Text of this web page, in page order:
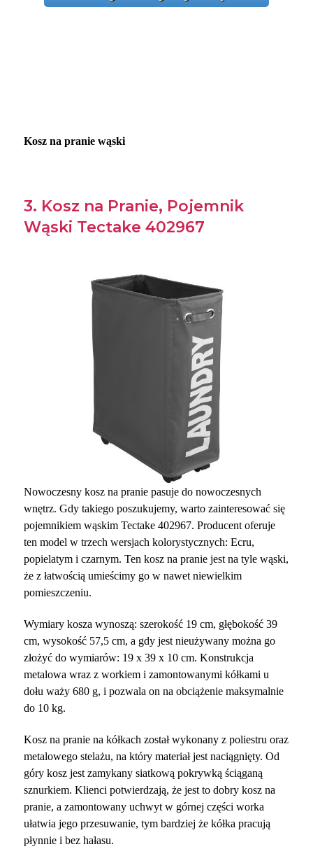
Kosz na pranie wąski
3. Kosz na Pranie, Pojemnik
Wąski Tectake 402967
Nowoczesny kosz na pranie pasuje do nowoczesnych
wnętrz. Gdy takiego poszukujemy, warto zainteresować się
pojemnikiem wąskim Tectake 402967. Producent oferuje
ten model w trzech wersjach kolorystycznych: Ecru,
popielatym i czarnym. Ten kosz na pranie jest na tyle wąski,
że z łatwością umieścimy go w nawet niewielkim
pomieszczeniu.
Wymiary kosza wynoszą: szerokość 19 cm, głębokość 39
cm, wysokość 57,5 cm, a gdy jest nieużywany można go
złożyć do wymiarów: 19 x 39 x 10 cm. Konstrukcja
metalowa wraz z workiem i zamontowanymi kółkami u
dołu waży 680 g, i pozwala on na obciążenie maksymalnie
do 10 kg.
Kosz na pranie na kółkach został wykonany z poliestru oraz
metalowego stelażu, na który materiał jest naciągnięty. Od
góry kosz jest zamykany siatkową pokrywką ściąganą
sznurkiem. Klienci potwierdzają, że jest to dobry kosz na
pranie, a zamontowany uchwyt w górnej części worka
ułatwia jego przesuwanie, tym bardziej że kółka pracują
płynnie i bez hałasu.